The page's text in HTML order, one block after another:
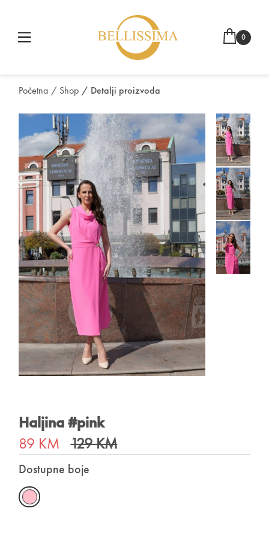
0
Početna / Shop / Detalji proizvoda
Haljina #pink
89 KM129 KM
Dostupne boje